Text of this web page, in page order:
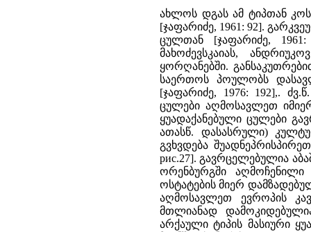
ახლოს დგას ამ ტიპთან
[ჯაფარიძე, 1961: 92].
ცულთან [ჯაფარიძე,
მახოძევსკაიას,
ყორღანებში.
საერთოს პოულობს
[ჯაფარიძე, 1976: 192],.
ცულები აღმოსავლეთ
ყუადაქანებული ცულები
ათასწ. დასასრული)
გვხვდება
рис.27]. გავრცელებულია
ორენბურგში აღმოჩენილი
ოსტატების მიერ
აღმოსავლეთ ევროპის
მთლიანად
არქაული ტიპის მასიური